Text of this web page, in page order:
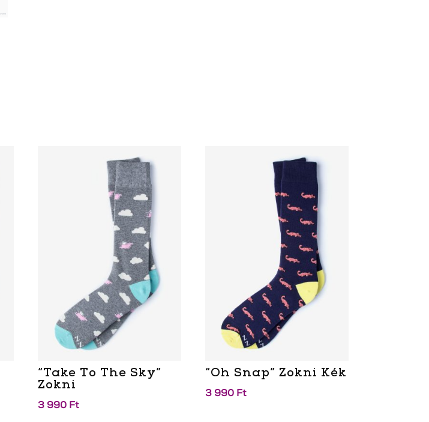
“Take To The Sky”
Zokni
3 990 Ft
“Oh Snap” Zokni Kék
3 990 Ft